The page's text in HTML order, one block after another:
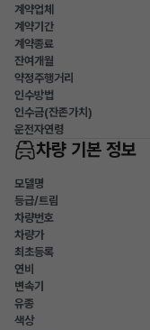
계약업체
계약기간
계약종료
잔여개월
약정주행거리
인수방법
인수금(잔존가치)
운전자연령
차량 기본 정보
모델명
등급/트림
차량번호
차량가
최초등록
연비
변속기
유종
색상